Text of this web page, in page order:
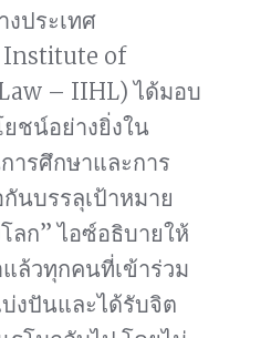
ประเทศ
of
– IIHL) ได้มอบ
ชน์อย่างยิ่งใน
ารศึกษาและการ
นบรรลุเป้าหมาย
ลก” ไอซ์อธิบายให้
แล้วทุกคนที่เข้าร่วม
งปันและได้รับจิต